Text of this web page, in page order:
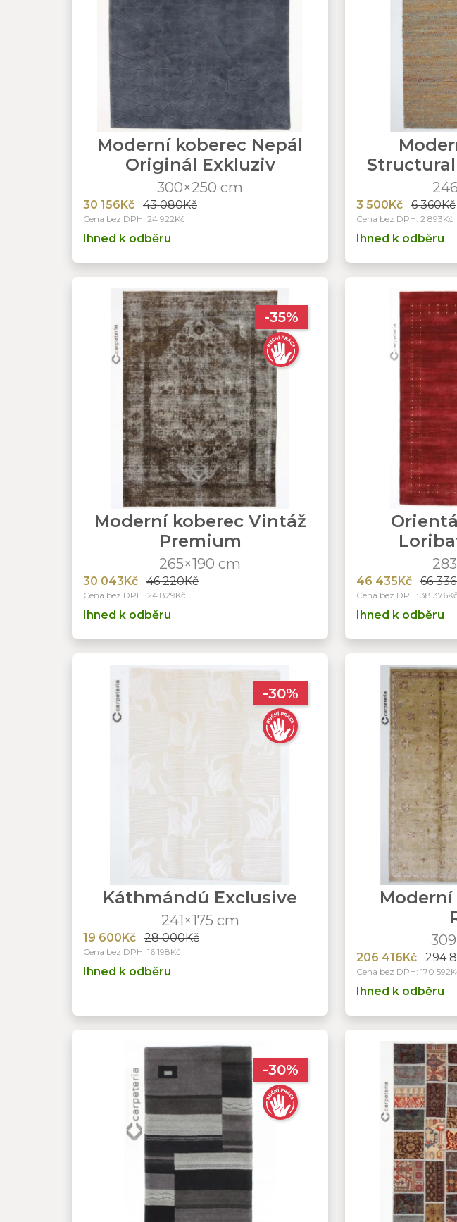
Moderní koberec Nepál
Originál Exkluziv
300×250 cm
30 156Kč 43 080Kč
Cena bez DPH: 24 922Kč
Ihned k odběru
3 500Kč 6 360Kč
Cena bez DPH: 2 893Kč
Ihned k odběru
-35%
Moderní koberec Vintáž
Premium
265×190 cm
30 043Kč 46 220Kč
Cena bez DPH: 24 829Kč
Ihned k odběru
46 435Kč 66
Cena bez DPH: 38 376Kč
Ihned k odběru
-30%
Káthmándú Exclusive
241×175 cm
19 600Kč 28 000Kč
Cena bez DPH: 16 198Kč
Ihned k odběru
206 416Kč 294
Cena bez DPH: 170
Ihned k odběru
-30%